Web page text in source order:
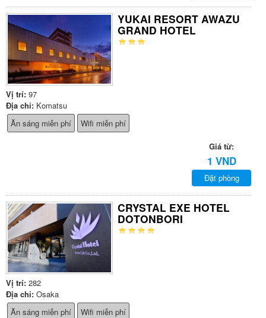
YUKAI RESORT AWAZU
GRAND HOTEL
Vị trí: 97
Địa chỉ: Komatsu
Ăn sáng miễn phí
Wifi miễn phí
Giá từ:
1 VND
Đặt phòng
CRYSTAL EXE HOTEL
DOTONBORI
Vị trí: 282
Địa chỉ: Osaka
Ăn sáng miễn phí
Wifi miễn phí